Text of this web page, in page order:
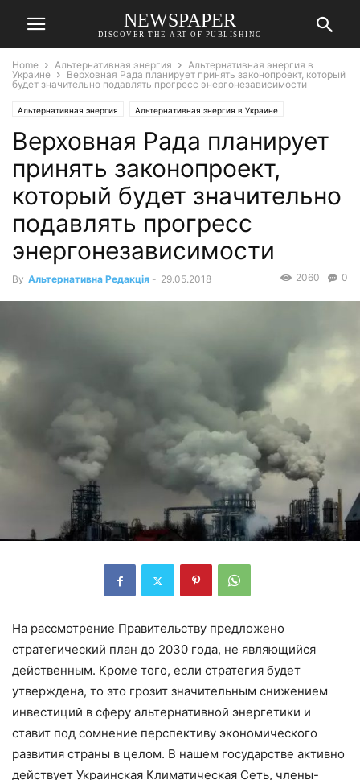
NEWSPAPER
DISCOVER THE ART OF PUBLISHING
Home Альтернативная энергия
Альтернативная энергия в
Украине
Верховная Рада планирует принять законопроект, который
будет значительно подавлять прогресс энергонезависимости
Альтернативная энергия Альтернативная энергия в Украине
Верховная Рада планирует
принять законопроект,
который будет значительно
подавлять прогресс
энергонезависимости
By Альтернативна Редакція - 29.05.2018 0
2060
На рассмотрение Правительству предложено
стратегический план до 2030 года, не являющийся
действенным. Кроме того, если стратегия будет
утверждена, то это грозит значительным снижением
инвестиций в сферу альтернативной энергетики и
ставит под сомнение перспективу экономического
развития страны в целом. В нашем государстве активно
действует Украинская Климатическая Сеть, члены-